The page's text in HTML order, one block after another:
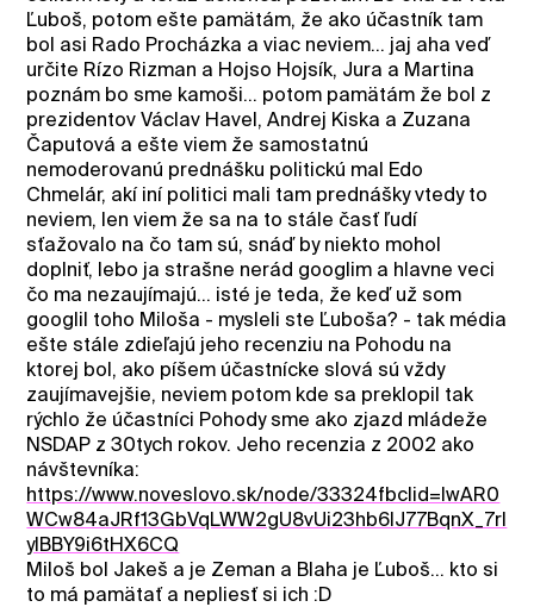
Ľuboš, potom ešte pamätám, že ako účastník tam
bol asi Rado Procházka a viac neviem... jaj aha veď
určite Rízo Rizman a Hojso Hojsík, Jura a Martina
poznám bo sme kamoši... potom pamätám že bol z
prezidentov Václav Havel, Andrej Kiska a Zuzana
Čaputová a ešte viem že samostatnú
nemoderovanú prednášku politickú mal Edo
Chmelár, akí iní politici mali tam prednášky vtedy to
neviem, len viem že sa na to stále časť ľudí
sťažovalo na čo tam sú, snáď by niekto mohol
doplniť, lebo ja strašne nerád googlim a hlavne veci
čo ma nezaujímajú... isté je teda, že keď už som
googlil toho Miloša - mysleli ste Ľuboša? - tak média
ešte stále zdieľajú jeho recenziu na Pohodu na
ktorej bol, ako píšem účastnícke slová sú vždy
zaujímavejšie, neviem potom kde sa preklopil tak
rýchlo že účastníci Pohody sme ako zjazd mládeže
NSDAP z 30tych rokov. Jeho recenzia z 2002 ako
návštevníka:
https://www.noveslovo.sk/node/33324fbclid=IwAR0
WCw84aJRf13GbVqLWW2gU8vUi23hb6IJ77BqnX_7rI
yIBBY9i6tHX6CQ
Miloš bol Jakeš a je Zeman a Blaha je Ľuboš... kto si
to má pamätať a nepliesť si ich :D